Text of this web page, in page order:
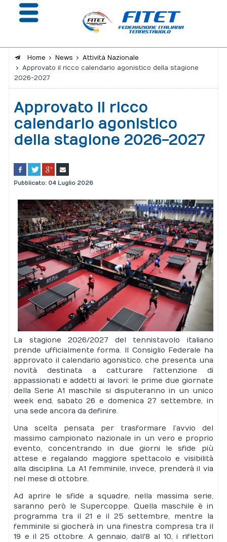
Giustizia
Safeguarding
Calendario
Portale risultati
Home News
Attività Nazionale
Approvato il ricco calendario agonistico della stagione
2026-2027
Approvato il ricco
calendario agonistico
della stagione 2026-2027
Pubblicato: 04 Luglio 2026
La stagione 2026/2027 del tennistavolo italiano
prende ufficialmente forma. Il Consiglio Federale ha
approvato il calendario agonistico, che presenta una
novità destinata a catturare l'attenzione di
appassionati e addetti ai lavori: le prime due giornate
della Serie A1 maschile si disputeranno in un unico
week end, sabato 26 e domenica 27 settembre, in
una sede ancora da definire.
Una scelta pensata per trasformare l’avvio del
massimo campionato nazionale in un vero e proprio
evento, concentrando in due giorni le sfide più
attese e regalando maggiore spettacolo e visibilità
alla disciplina. La A1 femminile, invece, prenderà il via
nel mese di ottobre.
Ad aprire le sfide a squadre, nella massima serie,
saranno però le Supercoppe. Quella maschile è in
programma tra il 21 e il 25 settembre, mentre la
femminile si giocherà in una finestra compresa tra il
19 e il 25 ottobre. A gennaio, dall'8 al 10, i riflettori